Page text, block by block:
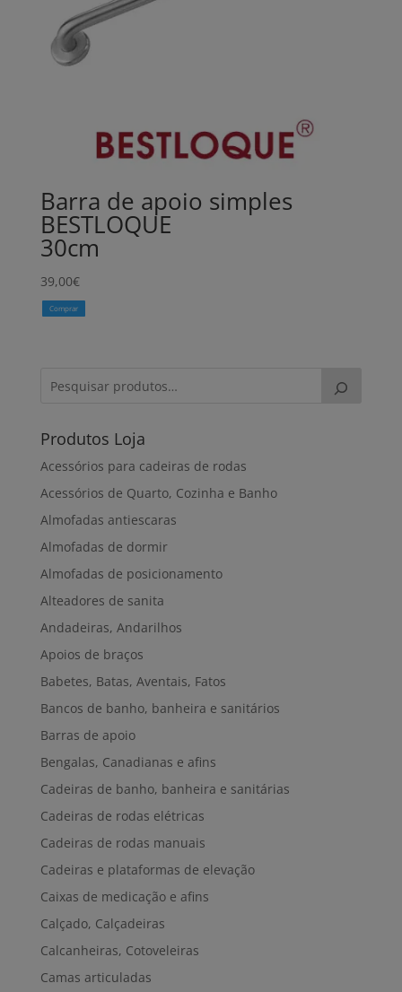
Barra de apoio simples
BESTLOQUE
30cm
39,00€
Comprar
Produtos Loja
Acessórios para cadeiras de rodas
Acessórios de Quarto, Cozinha e Banho
Almofadas antiescaras
Almofadas de dormir
Almofadas de posicionamento
Alteadores de sanita
Andadeiras, Andarilhos
Apoios de braços
Babetes, Batas, Aventais, Fatos
Bancos de banho, banheira e sanitários
Barras de apoio
Bengalas, Canadianas e afins
Cadeiras de banho, banheira e sanitárias
Cadeiras de rodas elétricas
Cadeiras de rodas manuais
Cadeiras e plataformas de elevação
Caixas de medicação e afins
Calçado, Calçadeiras
Calcanheiras, Cotoveleiras
Camas articuladas